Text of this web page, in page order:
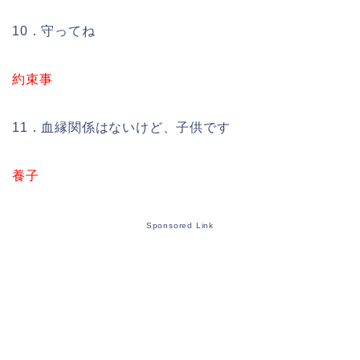
10．守ってね
約束事
11．血縁関係はないけど、子供です
養子
Sponsored Link